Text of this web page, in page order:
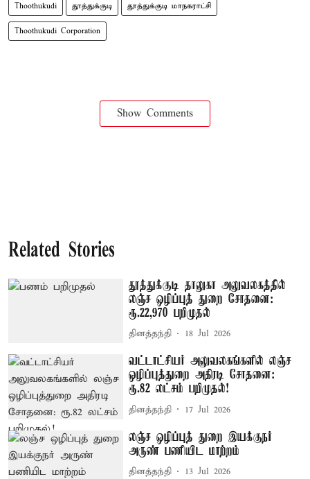
Thoothukudi தூத்துக்குடி தூத்துக்குடி மாநகராட்சி
Thoothukudi Corporation
Show Comments
Related Stories
தூத்துக்குடி தாலுகா அலுவலகத்தில்
லஞ்ச ஒழிப்புத் துறை சோதனை:
ரூ.22,970 பறிமுதல்
தினத்தந்தி 18 Jul 2026
வட்டாட்சியர் அலுவலகங்களில் லஞ்ச
ஒழிப்புத்துறை அதிரடி சோதனை:
ரூ.82 லட்சம் பறிமுதல்!
தினத்தந்தி 17 Jul 2026
லஞ்ச ஒழிப்புத் துறை இயக்குநர்
அருண் பணியிட மாற்றம்
தினத்தந்தி 13 Jul 2026